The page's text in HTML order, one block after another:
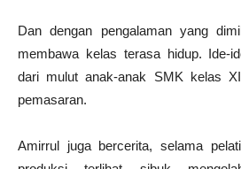
Dan dengan pengalaman yang
membawa kelas terasa hidup. Ide-
dari mulut anak-anak SMK kelas
pemasaran.
Amirrul juga bercerita, selama